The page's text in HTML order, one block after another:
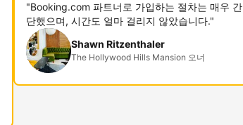
"Booking.com 파트너로 가입하는 절차는 매우 간
단했으며, 시간도 얼마 걸리지 않았습니다."
Shawn Ritzenthaler
The Hollywood Hills Mansion 오너